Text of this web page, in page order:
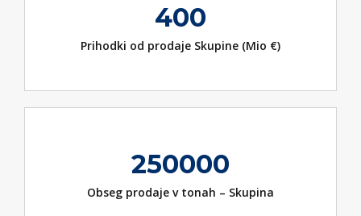
400
Prihodki od prodaje Skupine (Mio €)
250000
Obseg prodaje v tonah – Skupina